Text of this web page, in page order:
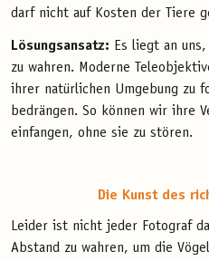
darf nicht auf Kosten der Tiere
Lösungsansatz: Es liegt an
zu wahren. Moderne
ihrer natürlichen Umgebung zu
bedrängen. So können wir ihre
einfangen, ohne sie zu stören.
Die Kunst des
Leider ist nicht jeder Fotograf
Abstand zu wahren, um die